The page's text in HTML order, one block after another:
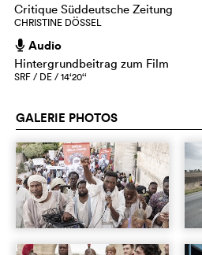
Critique Süddeutsche Zeitung
CHRISTINE DÖSSEL
h Audio
Hintergrundbeitrag zum Film
SRF / DE / 14‘20‘‘
GALERIE PHOTOS